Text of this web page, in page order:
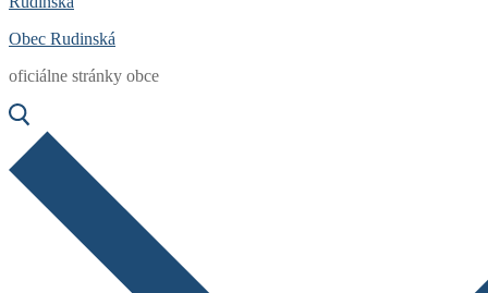
Obec Rudinská
oficiálne stránky obce